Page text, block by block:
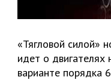
«Тягловой силой»
идет о двигателях
варианте порядка